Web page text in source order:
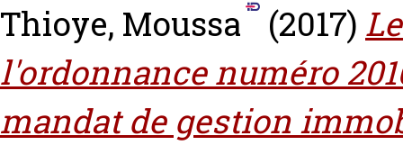
Thioye, Moussa
(2017)
l'ordonnance numéro
mandat de gestion